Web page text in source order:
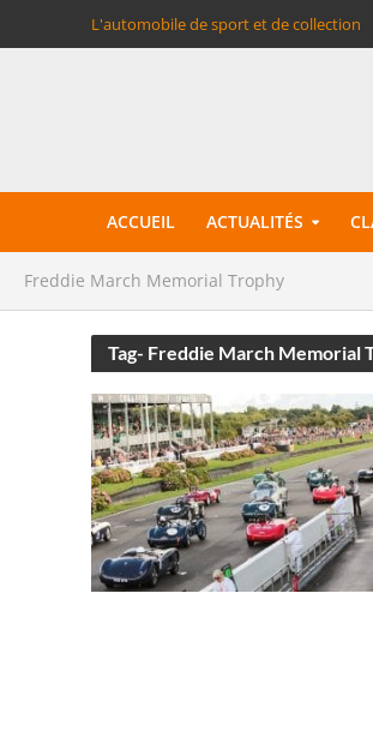
L'automobile de sport et de collection
ACCUEIL ACTUALITÉS
Freddie March Memorial Trophy
Tag- Freddie March Memorial